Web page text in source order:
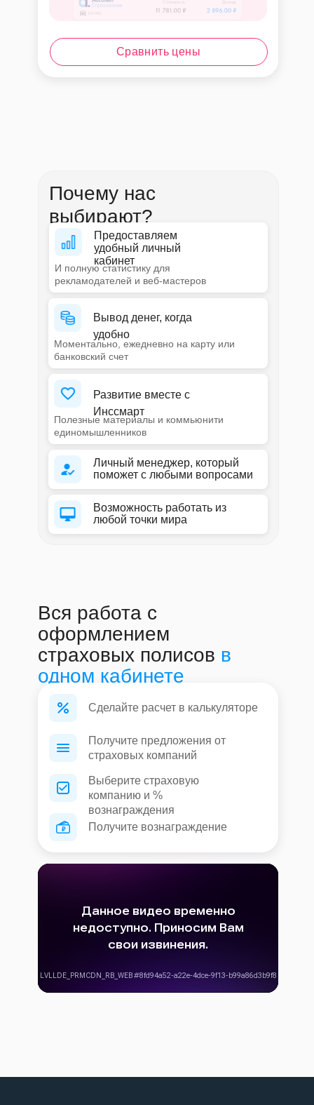
Сравнить цены
Почему нас
выбирают?
Предоставляем
удобный личный
кабинет
И полную статистику для
рекламодателей и веб-мастеров
Вывод денег, когда
удобно
Моментально, ежедневно на карту или
банковский счет
Развитие вместе с
Инссмарт
Полезные материалы и коммьюнити
единомышленников
Возможность работать из
любой точки мира
Личный менеджер, который
поможет с любыми вопросами
Вся работа с
оформлением
страховых полисов в
одном кабинете
Сделайте расчет в калькуляторе
Получите предложения от
страховых компаний
Выберите страховую
компанию и %
вознаграждения
Получите вознаграждение